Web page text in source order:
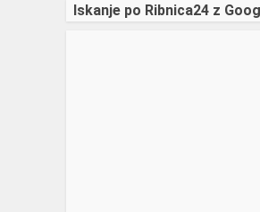
Iskanje po Ribnica24 z